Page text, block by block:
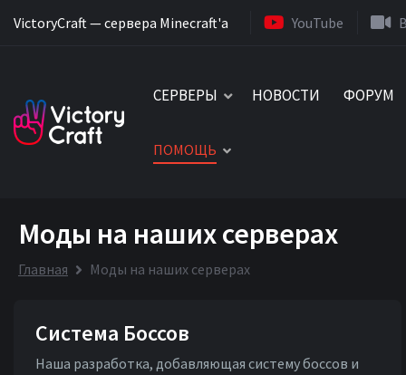
VictoryCraft — сервера Minecraft'a YouTube
СЕРВЕРЫ НОВОСТИ ФОРУМ
ПОМОЩЬ
Моды на наших серверах
Главная Моды на наших серверах
Система Боссов
Наша разработка, добавляющая систему боссов и